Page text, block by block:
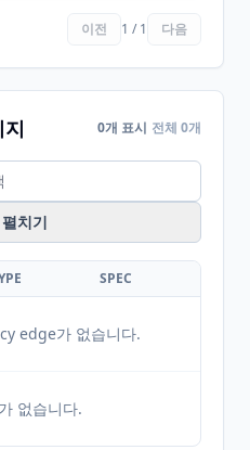
이전 1 / 1 다음
0개 표시 전체 0개
치기
SPEC
edge가 없습니다.
없습니다.